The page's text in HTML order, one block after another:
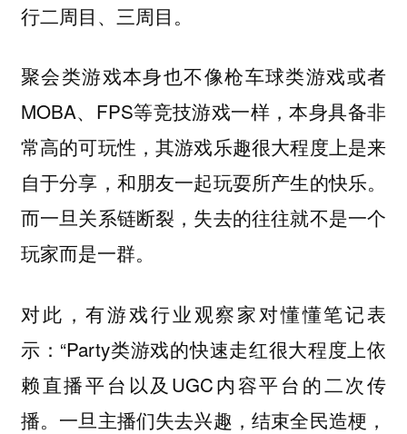
行二周目、三周目。
聚会类游戏本身也不像枪车球类游戏或者
MOBA、FPS等竞技游戏一样，本身具备非
常高的可玩性，其游戏乐趣很大程度上是来
自于分享，和朋友一起玩耍所产生的快乐。
而一旦关系链断裂，失去的往往就不是一个
玩家而是一群。
对此，有游戏行业观察家对懂懂笔记表
示：“Party类游戏的快速走红很大程度上依
赖直播平台以及UGC内容平台的二次传
播。一旦主播们失去兴趣，结束全民造梗，